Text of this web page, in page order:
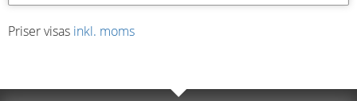
Priser visas inkl. moms